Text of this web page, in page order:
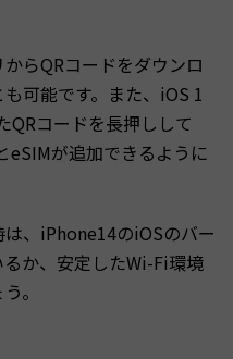
らQRコードをダウンロ
可能です。また、iOS 1
QRコードを長押しして
eSIMが追加できるように
、iPhone14のiOSのバー
か、安定したWi-Fi環境
。